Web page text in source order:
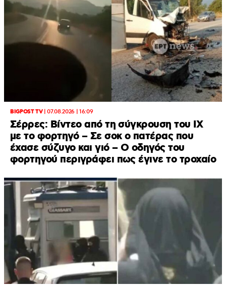
BIGPOST TV|07.08.2026 | 16:09
Σέρρες: Βίντεο από τη σύγκρουση του ΙΧ
με το φορτηγό – Σε σοκ ο πατέρας που
έχασε σύζυγο και γιό – Ο οδηγός του
φορτηγού περιγράφει πως έγινε το τροχαίο